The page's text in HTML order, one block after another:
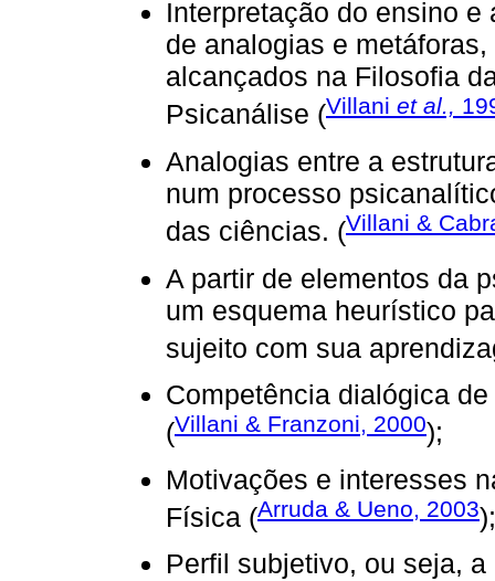
Interpretação do ensino
de analogias e
alcançados na Filosofia
Psicanálise (Villani et al.,
Analogias entre a
num processo
das ciências. (Villani &
A partir de elementos da
um esquema heurístico
sujeito com sua
Competência dialógica
(Villani & Franzoni, 2000);
Motivações e interesses
Física (Arruda & Ueno, 2003);
Perfil subjetivo, ou seja,